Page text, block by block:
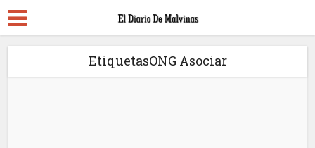
EtiquetasONG Asociar